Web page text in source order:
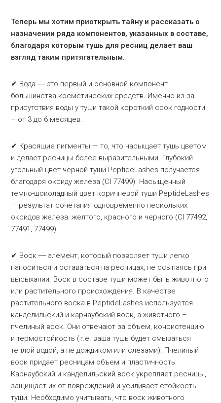
Теперь мы хотим приоткрыть тайну и рассказать о
назначении ряда компонентов, указанных в составе,
благодаря которым тушь для ресниц делает ваш
взгляд таким притягательным.
✔ Вода ― это первый и основной компонент
большинства косметических средств. Именно из-за
присутствия воды у туши такой короткий срок годности
– от 3 до 6 месяцев.
✔ Красящие пигменты — то, что насыщает тушь цветом
и делает ресницы более выразительными. Глубокий
угольный цвет черной туши PeptideLashes получается
благодаря оксиду железа (CI 77499). Насыщенный
темно-шоколадный цвет коричневой туши PeptideLashes
— результат сочетания одновременно нескольких
оксидов железа: желтого, красного и черного (CI 77492,
77491, 77499).
✔ Воск ― элемент, который позволяет туши легко
наноситься и оставаться на ресницах, не осыпаясь при
высыхании. Воск в составе туши может быть животного
или растительного происхождения. В качестве
растительного воска в PeptideLashes используется
канделильский и карнаубский воск, а животного –
пчелиный воск. Они отвечают за объем, консистенцию
и термостойкость (т.е. ваша тушь будет смываться
теплой водой, а не дождиком или слезами). Пчелиный
воск придает ресницам объем и пластичность.
Карнаубский и канделильский воск укрепляет ресницы,
защищает их от повреждений и усиливает стойкость
туши. Необходимо учитывать, что воск животного